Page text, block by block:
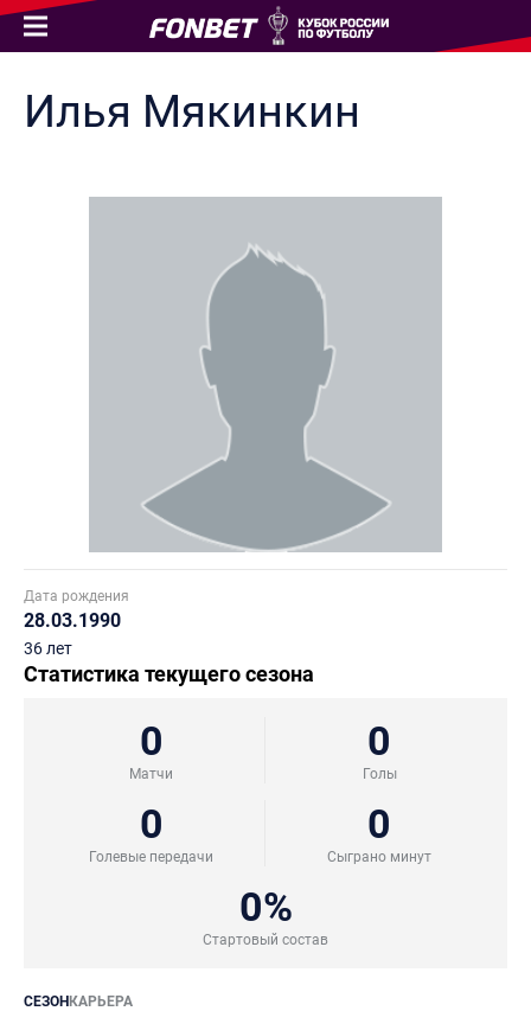
Илья Мякинкин
Дата рождения
28.03.1990
36 лет
Статистика текущего сезона
0
Матчи
0
Голы
0
Голевые передачи
0
Сыграно минут
0%
Стартовый состав
СЕЗОНКАРЬЕРА